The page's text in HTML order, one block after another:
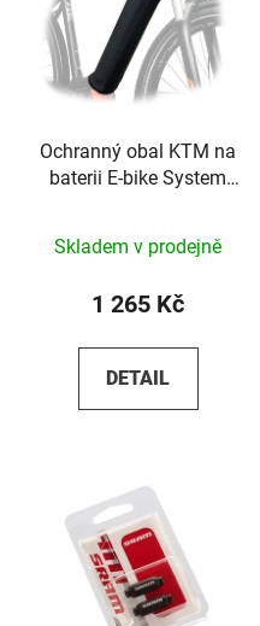
Ochranný obal KTM na
baterii E-bike System
Skladem v prodejně
1 265 Kč
DETAIL